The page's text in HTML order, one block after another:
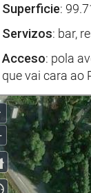
Superficie:
Servizos: bar,
Acceso: pola
que vai cara ao